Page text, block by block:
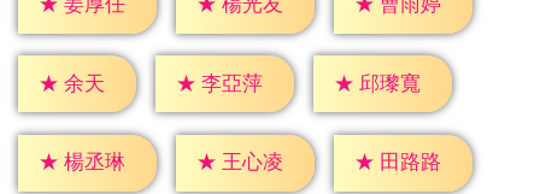
★ 余天 ★ 李亞萍 ★ 邱瓈寬
★ 楊丞琳 ★ 王心凌 ★ 田路路